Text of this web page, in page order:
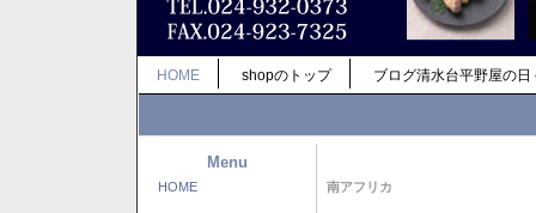
HOME shopのトップ ブログ清水台平野屋の日
Menu
HOME 南アフリカ